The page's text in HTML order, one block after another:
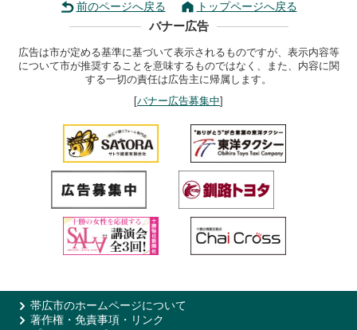
前のページへ戻る トップページへ戻る
バナー広告
広告は市が定める基準に基づいて表示されるものですが、表示内容等
について市が推奨することを意味するものではなく、また、内容に関
する一切の責任は広告主に帰属します。
[バナー広告募集中]
帯広市のホームページについて
著作権・免責事項・リンク